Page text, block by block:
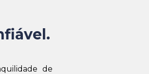
de